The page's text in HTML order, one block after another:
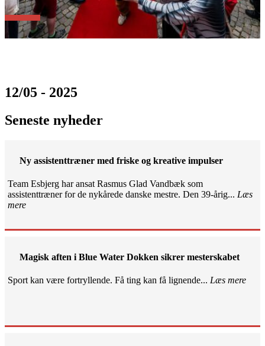
12/05 - 2025
Seneste nyheder
Ny assistenttræner med friske og kreative impulser
Team Esbjerg har ansat Rasmus Glad Vandbæk som
assistenttræner for de nykårede danske mestre. Den 39-årig... Læs
mere
Magisk aften i Blue Water Dokken sikrer mesterskabet
Sport kan være fortryllende. Få ting kan få lignende... Læs mere